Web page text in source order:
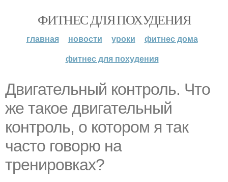
ФИТНЕС ДЛЯ ПОХУДЕНИЯ
главная новости уроки
фитнес дома
фитнес для похудения
Двигательный контроль. Что
же такое двигательный
контроль, о котором я так
часто говорю на
тренировках?